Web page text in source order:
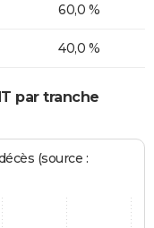
60,0 %
40,0 %
par tranche
(source :